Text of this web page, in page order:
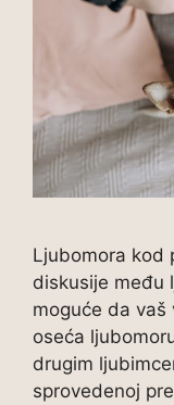
Ljubomora kod
diskusije među
moguće da vaš
oseća
drugim
sprovedenoj